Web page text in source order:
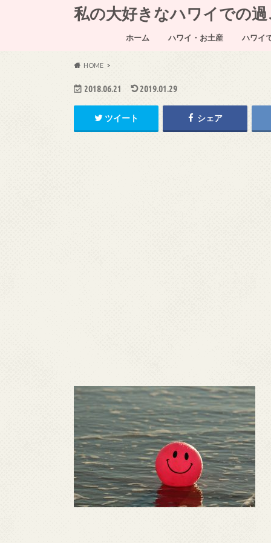
私の大好きなハワイでの
ホーム ハワイ・お土産 ハワイ
HOME
2018.06.21 2019.01.29
ツイート シェア